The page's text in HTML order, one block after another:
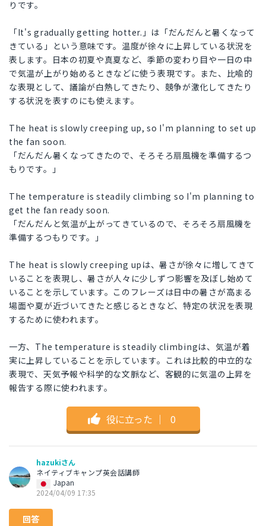
りです。
「It's gradually getting hotter.」は「だんだんと暑くなって
きている」という意味です。温度が徐々に上昇している状況を
表します。日本の初夏や真夏など、季節の変わり目や一日の中
で気温が上がり始めるときなどに使う表現です。また、比喩的
な表現として、議論が白熱してきたり、競争が激化してきたり
する状況を表すのにも使えます。
The heat is slowly creeping up, so I'm planning to set up
the fan soon.
「だんだん暑くなってきたので、そろそろ扇風機を準備するつ
もりです。」
The temperature is steadily climbing so I'm planning to
get the fan ready soon.
「だんだんと気温が上がってきているので、そろそろ扇風機を
準備するつもりです。」
The heat is slowly creeping upは、暑さが徐々に増してきて
いることを表現し、暑さが人々に少しずつ影響を及ぼし始めて
いることを示しています。このフレーズは日中の暑さが高まる
場面や夏が近づいてきたと感じるときなど、特定の状況を表現
するために使われます。
一方、The temperature is steadily climbingは、気温が着
実に上昇していることを示しています。これは比較的中立的な
表現で、天気予報や科学的な文脈など、客観的に気温の上昇を
報告する際に使われます。
役に立った ｜ 0
hazukiさん
ネイティブキャンプ英会話講師
Japan
2024/04/09 17:35
回答